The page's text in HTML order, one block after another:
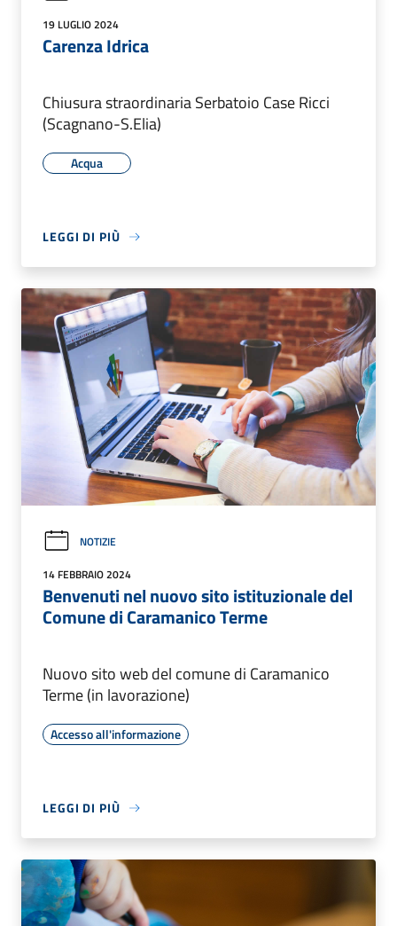
19 LUGLIO 2024
Carenza Idrica
Chiusura straordinaria Serbatoio Case Ricci
(Scagnano-S.Elia)
Acqua
LEGGI DI PIÙ
NOTIZIE
14 FEBBRAIO 2024
Benvenuti nel nuovo sito istituzionale del
Comune di Caramanico Terme
Nuovo sito web del comune di Caramanico
Terme (in lavorazione)
Accesso all'informazione
LEGGI DI PIÙ